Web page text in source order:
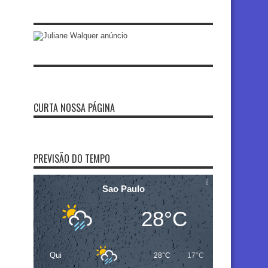
CURTA NOSSA PÁGINA
PREVISÃO DO TEMPO
Sao Paulo
28°C
Qui 28°C 17°C